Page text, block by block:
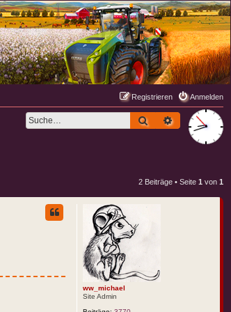
Anmelden
Registrieren
SucheErweiterte
2 Beiträge • Seite 1 von 1
ww_michael
Site Admin